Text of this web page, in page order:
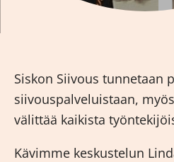
Siskon Siivous tunnetaan
siivouspalveluistaan,
välittää kaikista
Kävimme keskustelun